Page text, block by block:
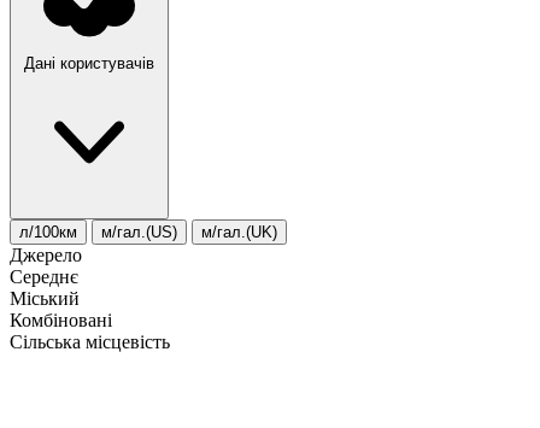
Дані користувачів
л/100км м/гал.(US) м/гал.(UK)
Джерело
Середнє
Міський
Комбіновані
Сільська місцевість